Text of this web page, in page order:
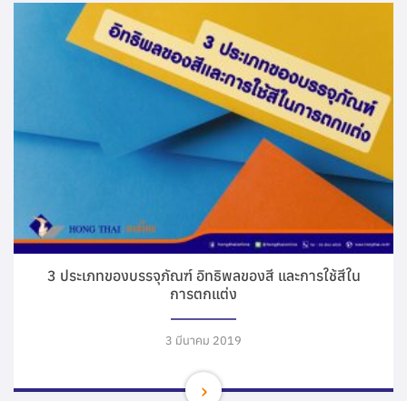
3 ประเภทของบรรจุภัณฑ์ อิทธิพลของสี และการใช้สีใน
การตกแต่ง
3 มีนาคม 2019